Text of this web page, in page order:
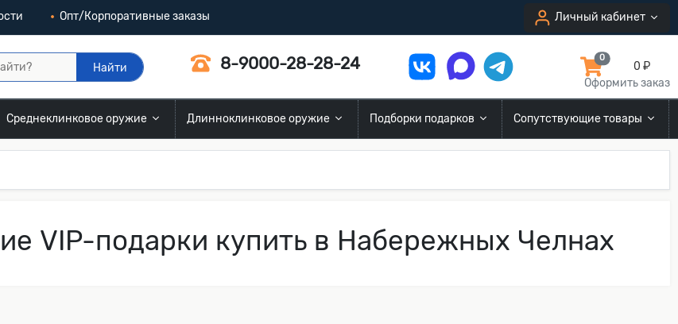
Опт/Корпоративные заказы Личный кабинет
Найти 8-9000-28-28-24 0
0 ₽
Оформить заказ
Среднеклинковое оружие Длинноклинковое оружие Подборки подарков Сопутствующие товары
VIP-подарки купить в Набережных Челнах